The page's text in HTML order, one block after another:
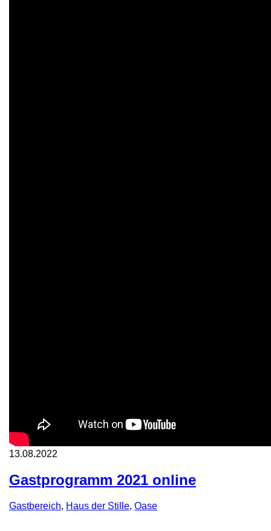
13.08.2022
Gastprogramm 2021 online
Gastbereich, Haus der Stille, Oase